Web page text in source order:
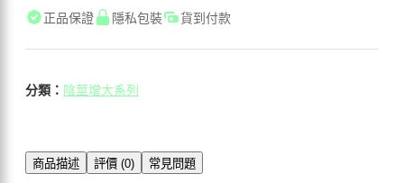
正品保證 隱私包裝 貨到付款
分類： 陰莖增大系列
商品描述 評價 (0) 常見問題